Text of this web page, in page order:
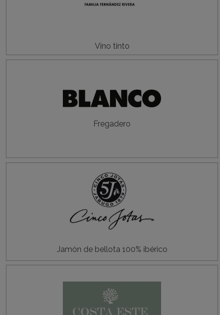
Vino tinto
Fregadero
Jamón de bellota 100% ibérico